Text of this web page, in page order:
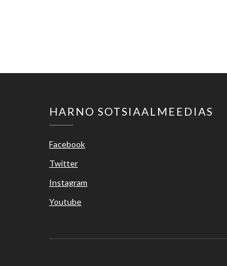
HARNO SOTSIAALMEEDIAS
Facebook
Twitter
Instagram
Youtube